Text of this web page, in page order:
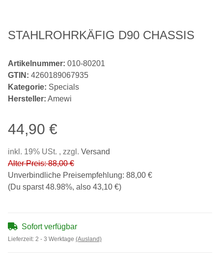
STAHLROHRKÄFIG D90 CHASSIS
Artikelnummer: 010-80201
GTIN: 4260189067935
Kategorie: Specials
Hersteller: Amewi
44,90 €
inkl. 19% USt. , zzgl. Versand
Alter Preis: 88,00 €
Unverbindliche Preisempfehlung: 88,00 €
(Du sparst48.98%, also 43,10 €)
Sofort verfügbar
Lieferzeit: 2 - 3 Werktage (Ausland)